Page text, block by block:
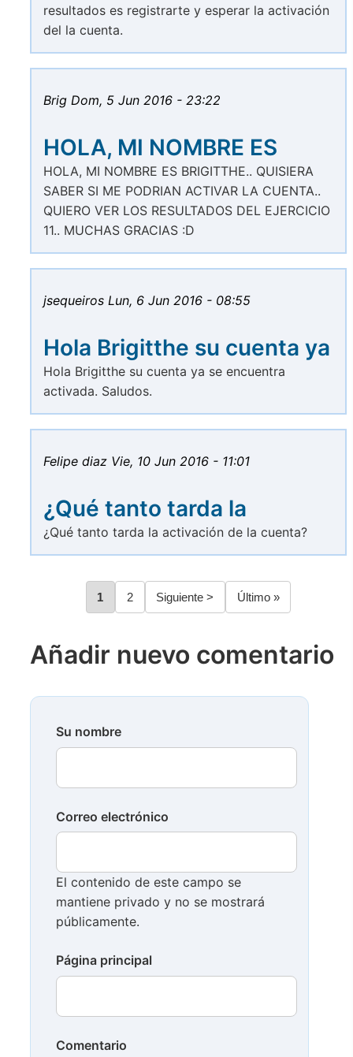
resultados es registrarte y esperar la activación
del la cuenta.
Brig Dom, 5 Jun 2016 - 23:22
HOLA, MI NOMBRE ES
HOLA, MI NOMBRE ES BRIGITTHE.. QUISIERA
SABER SI ME PODRIAN ACTIVAR LA CUENTA..
QUIERO VER LOS RESULTADOS DEL EJERCICIO
11.. MUCHAS GRACIAS :D
jsequeiros Lun, 6 Jun 2016 - 08:55
Hola Brigitthe su cuenta ya
Hola Brigitthe su cuenta ya se encuentra
activada. Saludos.
Felipe diaz Vie, 10 Jun 2016 - 11:01
¿Qué tanto tarda la
¿Qué tanto tarda la activación de la cuenta?
Paginación
Página
1 Página
2
Siguiente
página
Siguiente >
Última
página
Último »
Añadir nuevo comentario
Su nombre
Correo electrónico
El contenido de este campo se
mantiene privado y no se mostrará
públicamente.
Página principal
Comentario